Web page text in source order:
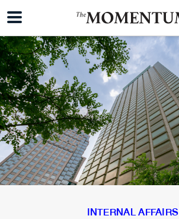
INTERNAL AFFAIRS